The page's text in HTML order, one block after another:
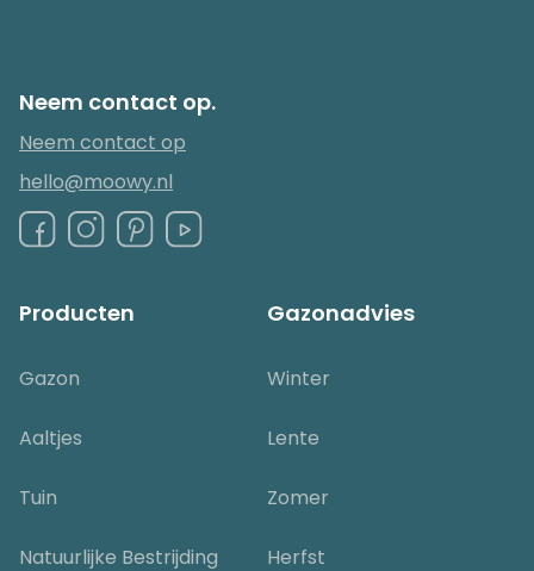
Neem contact op.
Neem contact op
hello@moowy.nl
Producten
Gazon
Aaltjes
Tuin
Natuurlijke Bestrijding
Gazonadvies
Winter
Lente
Zomer
Herfst